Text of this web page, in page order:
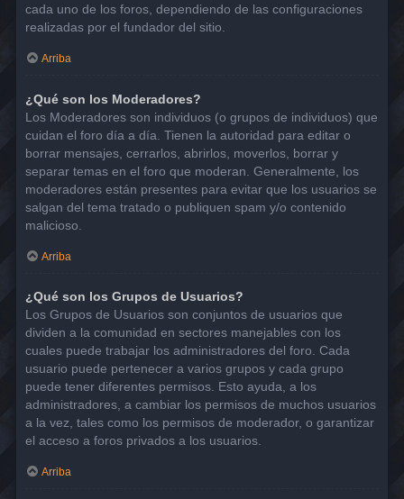
cada uno de los foros, dependiendo de las configuraciones
realizadas por el fundador del sitio.
Arriba
¿Qué son los Moderadores?
Los Moderadores son individuos (o grupos de individuos) que
cuidan el foro día a día. Tienen la autoridad para editar o
borrar mensajes, cerrarlos, abrirlos, moverlos, borrar y
separar temas en el foro que moderan. Generalmente, los
moderadores están presentes para evitar que los usuarios se
salgan del tema tratado o publiquen spam y/o contenido
malicioso.
Arriba
¿Qué son los Grupos de Usuarios?
Los Grupos de Usuarios son conjuntos de usuarios que
dividen a la comunidad en sectores manejables con los
cuales puede trabajar los administradores del foro. Cada
usuario puede pertenecer a varios grupos y cada grupo
puede tener diferentes permisos. Esto ayuda, a los
administradores, a cambiar los permisos de muchos usuarios
a la vez, tales como los permisos de moderador, o garantizar
el acceso a foros privados a los usuarios.
Arriba